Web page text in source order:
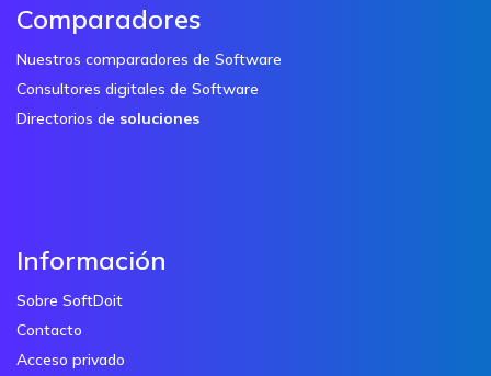
Comparadores
Nuestros comparadores de Software
Consultores digitales de Software
Directorios de soluciones
Información
Sobre SoftDoit
Contacto
Acceso privado